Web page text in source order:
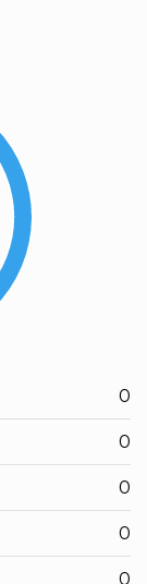
0
0
0
0
0